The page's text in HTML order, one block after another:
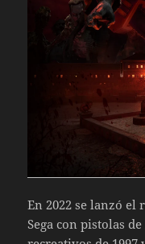
En 2022 se lanzó el
Sega con pistolas